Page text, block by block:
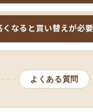
に進めれば1〜2時間程
中学生のお子様用ベッド
の一人暮らしで収納を最
ます。ただし、セミシ
チェストベッドより圧迫
スが多いため、実用性
ッドは、BOX構造の引
、組立式の収納ベッドや
は負担になります。ただ
ストを購入する必要がな
くなると買い替えが必要
上になると窮屈に感じる場
生から使い始めても、高
よくある質問